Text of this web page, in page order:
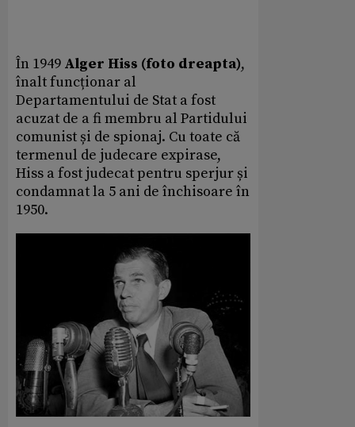
În 1949 Alger Hiss (foto dreapta),
înalt funcționar al
Departamentului de Stat a fost
acuzat de a fi membru al Partidului
comunist și de spionaj. Cu toate că
termenul de judecare expirase,
Hiss a fost judecat pentru sperjur și
condamnat la 5 ani de închisoare în
1950.